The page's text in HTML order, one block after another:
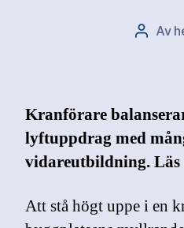
Av
Kranförare
lyftuppdrag med
vidareutbildning. Läs
Att stå högt uppe i en